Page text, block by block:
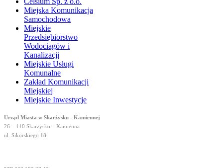
Miejska Komunikacja
Samochodowa
Miejskie
Przedsiębiorstwo
Wodociągów i
Kanalizacji
Miejskie Usługi
Komunalne
Zakład Komunikacji
Miejskiej
Miejskie Inwestycje
Urząd Miasta w Skarżysku - Kamiennej
26 – 110 Skarżysko – Kamienna
ul. Sikorskiego 18